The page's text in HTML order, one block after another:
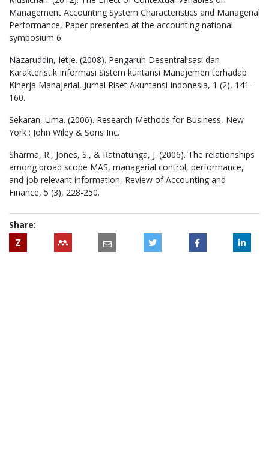
Management Accounting System Characteristics and Managerial
Performance, Paper presented at the accounting national
symposium 6.
Nazaruddin, Ietje. (2008). Pengaruh Desentralisasi dan
Karakteristik Informasi Sistem kuntansi Manajemen terhadap
Kinerja Manajerial, Jurnal Riset Akuntansi Indonesia, 1 (2), 141-
160.
Sekaran, Uma. (2006). Research Methods for Business, New
York : John Wiley & Sons Inc.
Sharma, R., Jones, S., & Ratnatunga, J. (2006). The relationships
among broad scope MAS, managerial control, performance,
and job relevant information, Review of Accounting and
Finance, 5 (3), 228-250.
Share:
Z